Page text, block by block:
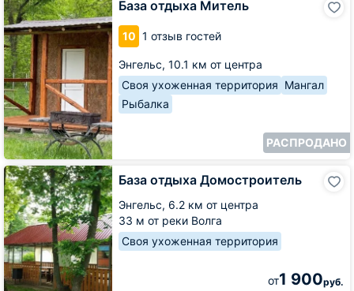
База отдыха Митель
10 1 отзыв гостей
Энгельс, 10.1 км от центра
Своя ухоженная территория Мангал
Рыбалка
РАСПРОДАНО
отдыха
Митель
База отдыха Домостроитель
Энгельс, 6.2 км от центра
33 м от реки Волга
Своя ухоженная территория
от1 900руб.
База
отдыха
Домостроитель